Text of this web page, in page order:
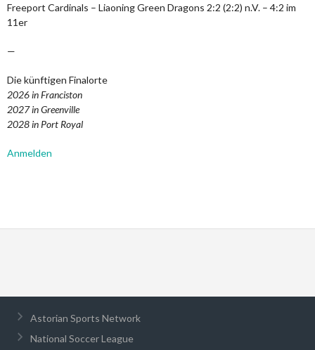
Freeport Cardinals – Liaoning Green Dragons 2:2 (2:2) n.V. – 4:2 im
11er
—
Die künftigen Finalorte
2026 in Franciston
2027 in Greenville
2028 in Port Royal
Anmelden
Astorian Sports Network
National Soccer League